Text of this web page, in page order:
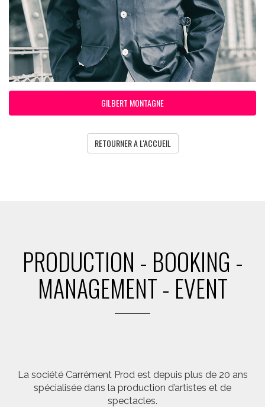
GILBERT MONTAGNE
RETOURNER A L'ACCUEIL
PRODUCTION - BOOKING -
MANAGEMENT - EVENT
La société Carrément Prod est depuis plus de 20 ans
spécialisée dans la production d’artistes et de
spectacles.